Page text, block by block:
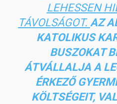
LEHESSEN
TÁVOLSÁGOT. AZ
KATOLIKUS
BUSZOKAT
ÁTVÁLLALJA A
ÉRKEZŐ
KÖLTSÉGEIT,